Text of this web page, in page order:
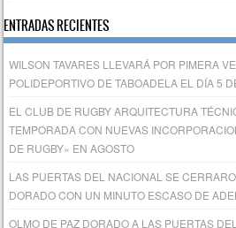
ENTRADAS RECIENTES
WILSON TAVARES LLEVARÁ POR PIMERA
POLIDEPORTIVO DE TABOADELA EL DÍA 5
EL CLUB DE RUGBY ARQUITECTURA
TEMPORADA CON NUEVAS
DE RUGBY» EN AGOSTO
LAS PUERTAS DEL NACIONAL SE
DORADO CON UN MINUTO ESCASO DE
OLMO DE PAZ DORADO A LAS PUERTAS